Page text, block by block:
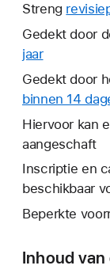
Streng
Gedekt door
jaarHierdoor
wordt
er
nieuw
venster
geopend.
Gedekt door
binnen 14
Hiervoor kan
aangeschaft
Inscriptie en
beschikbaar
Beperkte
Inhoud